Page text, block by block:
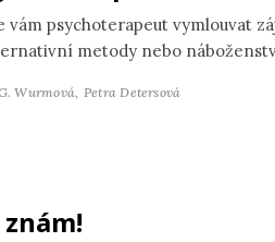
vám psychoterapeut vymlouvat
metody nebo
Wurmová, Petra Detersová